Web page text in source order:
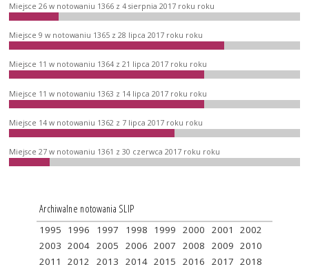
Miejsce 26 w notowaniu 1366 z 4 sierpnia 2017 roku roku
Miejsce 9 w notowaniu 1365 z 28 lipca 2017 roku roku
Miejsce 11 w notowaniu 1364 z 21 lipca 2017 roku roku
Miejsce 11 w notowaniu 1363 z 14 lipca 2017 roku roku
Miejsce 14 w notowaniu 1362 z 7 lipca 2017 roku roku
Miejsce 27 w notowaniu 1361 z 30 czerwca 2017 roku roku
Archiwalne notowania SLIP
1995 1996 1997 1998 1999 2000 2001
2002
2003 2004 2005 2006 2007 2008 2009 2010
2011
2012 2013 2014 2015 2016 2017 2018